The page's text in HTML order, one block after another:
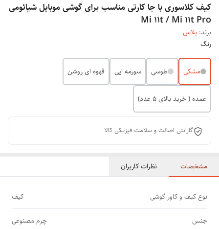
کیف کلاسوری با جا کارتی مناسب برای گوشی موبایل شیائومی
Mi 11t / Mi 11t Pro
برند: پلاس
رنگ
مشکی طوسی سورمه ایی قهوه ای روشن
عمده ( خرید بالای 5 عدد)
گارانتی اصالت و سلامت فیزیکی کالا
مشخصات نظرات کاربران
نوع کیف و کاور گوشی کیف
جنس چرم مصنوعی